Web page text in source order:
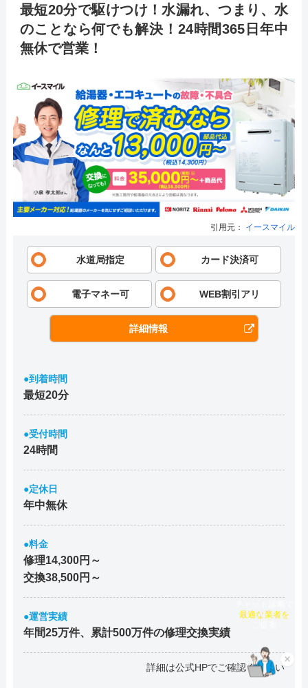
最短20分で駆けつけ！水漏れ、つまり、水
のことなら何でも解決！24時間365日年中
無休で営業！
引用元： イースマイル
水道局指定 カード決済可
電子マネー可 WEB割引アリ
詳細情報
●到着時間
最短20分
●受付時間
24時間
●定休日
年中無休
●料金
修理14,300円～
交換38,500円～
●運営実績
年間25万件、累計500万件の修理交換実績
詳細は公式HPでご確認ください×
チャット診断で
最適な業者を